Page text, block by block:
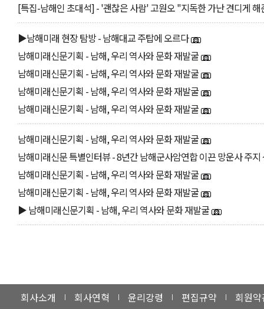
[특집-남해인 초대석] - '괜찮은 사람' 고원오 "지독한 가난 견디게
▶남해미래 현장 탐방 - 남해대교 주탑에 오르다
남해미래신문기획 - 남해, 우리 역사와 문화 재발굴
남해미래신문기획 - 남해, 우리 역사와 문화 재발굴
남해미래신문기획 - 남해, 우리 역사와 문화 재발굴
남해미래신문기획 - 남해, 우리 역사와 문화 재발굴
남해미래신문기획 - 남해, 우리 역사와 문화 재발굴
남해미래신문 특별인터뷰 - 8년간 남해군사암연합 이끈 망운사 주지
남해미래신문기획 - 남해, 우리 역사와 문화 재발굴
남해미래신문기획 - 남해, 우리 역사와 문화 재발굴
▶ 남해미래신문기획 - 남해, 우리 역사와 문화 재발굴
회사소개 회사연혁 윤리강령 편집규약 회원